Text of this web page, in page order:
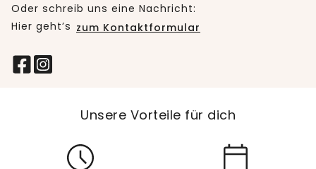
Oder schreib uns eine Nachricht:
Hier geht’s zum Kontaktformular
Unsere Vorteile für dich